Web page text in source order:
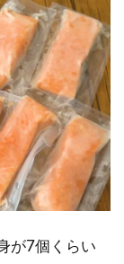
が7個くらい